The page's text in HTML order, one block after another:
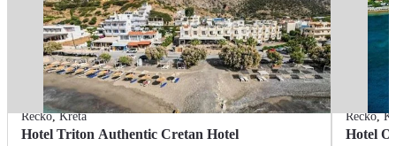
Řecko,Kréta
Hotel Triton Authentic Cretan Hotel
Řecko,
Hotel